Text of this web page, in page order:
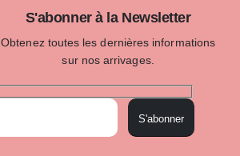
S'abonner à la Newsletter
Obtenez toutes les dernières informations
sur nos arrivages.
S'abonner